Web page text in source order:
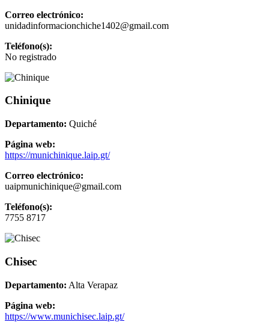
Correo electrónico:
unidadinformacionchiche1402@gmail.com
Teléfono(s):
No registrado
Chinique
Departamento: Quiché
Página web:
https://munichinique.laip.gt/
Correo electrónico:
uaipmunichinique@gmail.com
Teléfono(s):
7755 8717
Chisec
Departamento: Alta Verapaz
Página web:
https://www.munichisec.laip.gt/